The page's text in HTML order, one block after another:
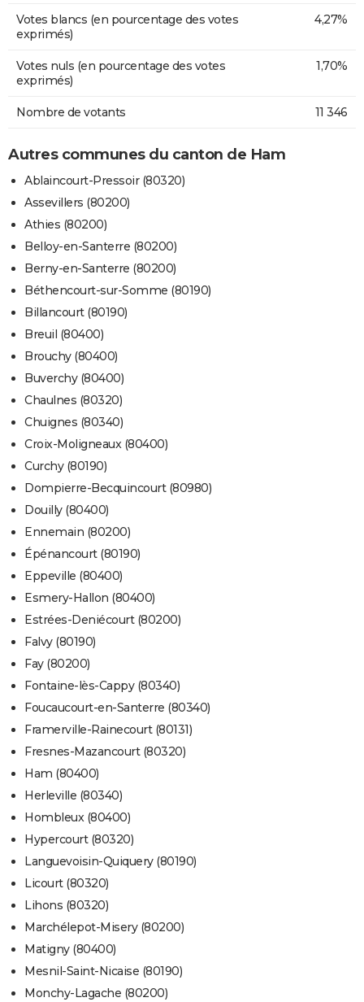
Votes blancs (en pourcentage des votes
exprimés)
4,27%
Votes nuls (en pourcentage des votes
exprimés)
1,70%
Nombre de votants 11 346
Autres communes du canton de Ham
Ablaincourt-Pressoir (80320)
Assevillers (80200)
Athies (80200)
Belloy-en-Santerre (80200)
Berny-en-Santerre (80200)
Béthencourt-sur-Somme (80190)
Billancourt (80190)
Breuil (80400)
Brouchy (80400)
Buverchy (80400)
Chaulnes (80320)
Chuignes (80340)
Croix-Moligneaux (80400)
Curchy (80190)
Dompierre-Becquincourt (80980)
Douilly (80400)
Ennemain (80200)
Épénancourt (80190)
Eppeville (80400)
Esmery-Hallon (80400)
Estrées-Deniécourt (80200)
Falvy (80190)
Fay (80200)
Fontaine-lès-Cappy (80340)
Foucaucourt-en-Santerre (80340)
Framerville-Rainecourt (80131)
Fresnes-Mazancourt (80320)
Ham (80400)
Herleville (80340)
Hombleux (80400)
Hypercourt (80320)
Languevoisin-Quiquery (80190)
Licourt (80320)
Lihons (80320)
Marchélepot-Misery (80200)
Matigny (80400)
Mesnil-Saint-Nicaise (80190)
Monchy-Lagache (80200)